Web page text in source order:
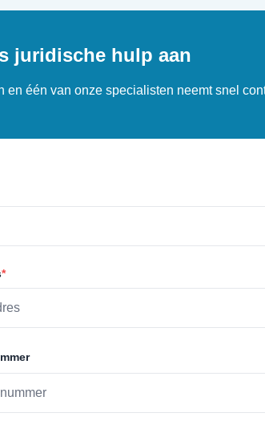
juridische hulp aan
en één van onze specialisten neemt snel
*